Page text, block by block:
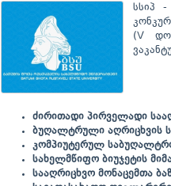
სსიპ -
(V
ძირითადი პირველადი
ბუღალტრული აღრიცხვის
კომპიუტერულ
სახელმწიფო ბიუჯეტის
სააღრიცხვო მონაცემთა